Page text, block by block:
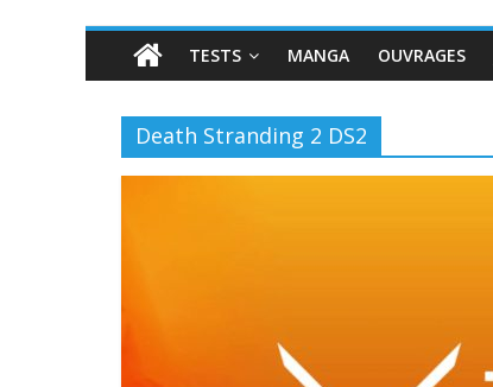
TESTS MANGA OUVRAGES
Death Stranding 2 DS2